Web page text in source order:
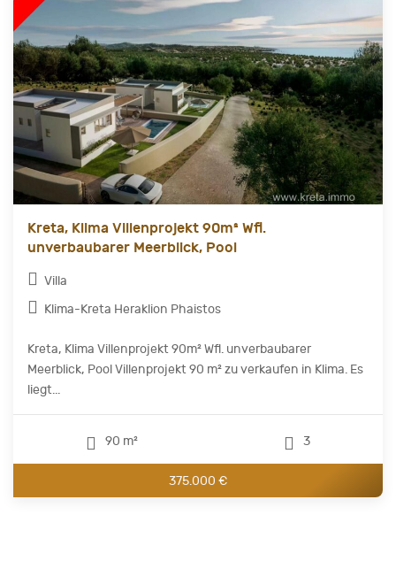
Kreta, Klima Villenprojekt 90m² Wfl.
unverbaubarer Meerblick, Pool
Villa
Klima-Kreta Heraklion Phaistos
Kreta, Klima Villenprojekt 90m² Wfl. unverbaubarer
Meerblick, Pool Villenprojekt 90 m² zu verkaufen in Klima. Es
liegt...
90 m² 3
375.000 €